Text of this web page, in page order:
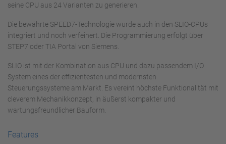
seine CPU aus 24 Varianten zu generieren.
Die bewährte SPEED7-Technologie wurde auch in den SLIO-CPUs
integriert und noch verfeinert. Die Programmierung erfolgt über
STEP7 oder TIA Portal von Siemens.
SLIO ist mit der Kombination aus CPU und dazu passendem I/O
System eines der effizientesten und modernsten
Steuerungssysteme am Markt. Es vereint höchste Funktionalität mit
cleverem Mechanikkonzept, in äußerst kompakter und
wartungsfreundlicher Bauform.
Features